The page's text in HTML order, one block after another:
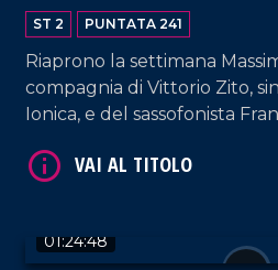
ST 2 PUNTATA 241
Riaprono la settimana
compagnia di Vittorio Zito,
Ionica, e del sassofonista
01:24:48